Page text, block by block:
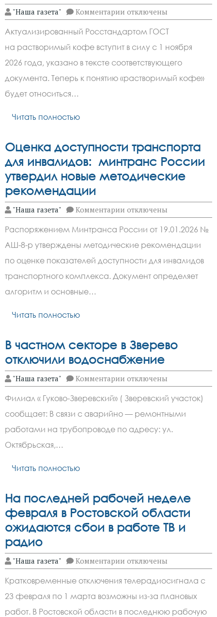
"Наша газета" Комментарии к
записи
Росстандарт
актуализировал
ГОСТ
на
растворимый
кофе
отключены
Актуализированный Росстандартом ГОСТ
на растворимый кофе вступит в силу с 1 ноября
2026 года, указано в тексте соответствующего
документа. Теперь к понятию «растворимый кофе»
будет относиться…
Читать полностью
Оценка доступности транспорта
для инвалидов: минтранс России
утвердил новые методические
рекомендации
"Наша газета" Комментарии к
записи
доступности
транспорта
для
инвалидов:
минтранс
России
утвердил
отключены
Распоряжением Минтранса России от 19.01.2026 №
АШ-8-р утверждены методические рекомендации
по оценке показателей доступности для инвалидов
транспортного комплекса. Документ определяет
алгоритм и основные…
Читать полностью
В частном секторе в Зверево
отключили водоснабжение
"Наша газета" Комментарии к
записи
В
частном
секторе
Зверево
отключили
отключены
Филиал « Гуково-Зверевский» ( Зверевский участок)
сообщает: В связи с аварийно — ремонтными
работами на трубопроводе по адресу: ул.
Октябрьская,…
Читать полностью
На последней рабочей неделе
февраля в Ростовской области
ожидаются сбои в работе ТВ и
радио
"Наша газета" Комментарии к
записи
последней
рабочей
неделе
февраля
отключены
Кратковременные отключения телерадиосигнала с
23 февраля по 1 марта возможны из-за плановых
работ. В Ростовской области в последнюю рабочую